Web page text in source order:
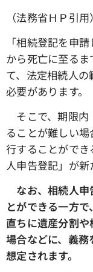
（法務省ＨＰ引用）
「相続登記を申
から死亡に至る
て、法定相続人
必要があります。
そこで、期限内
ることが難しい
行することがで
人申告登記」が新
なお、相続人
とができる一方で
直ちに遺産分割
場合などに、義
想定されます。